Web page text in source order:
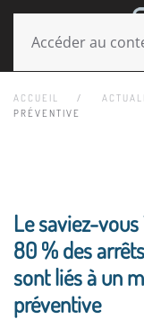
Accéder au
ACCUEIL
PRÉVENTIVE
Le saviez-vous
80 % des
sont liés à un
préventive